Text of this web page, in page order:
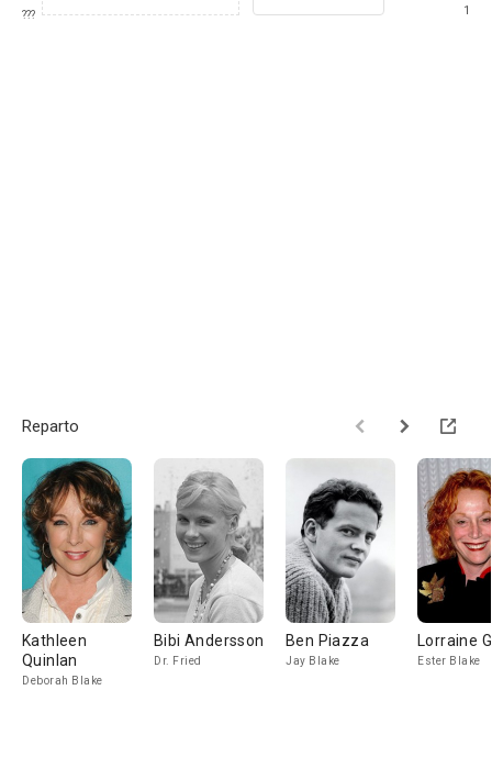
???
1
Reparto
Kathleen
Quinlan
Deborah Blake
Bibi Andersson
Dr. Fried
Ben Piazza
Jay Blake
Lorraine
Ester Blake